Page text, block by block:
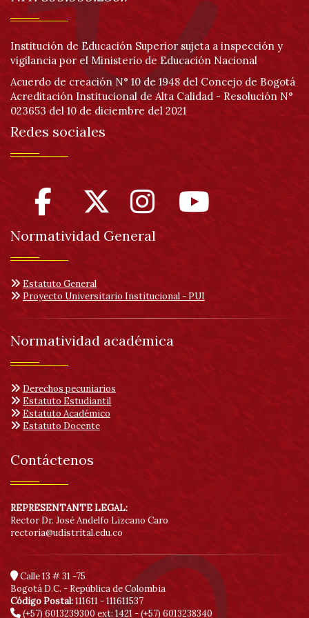
Institución de Educación Superior sujeta a inspección y
vigilancia por el Ministerio de Educación Nacional
Acuerdo de creación N° 10 de 1948 del Concejo de Bogotá
Acreditación Institucional de Alta Calidad - Resolución N°
023653 del 10 de diciembre del 2021
Redes sociales
Normatividad General
Estatuto General
Proyecto Universitario Institucional - PUI
Normatividad académica
Derechos pecuniarios
Estatuto Estudiantil
Estatuto Académico
Estatuto Docente
Contáctenos
REPRESENTANTE LEGAL:
Rector Dr. José Andelfo Lizcano Caro
rectoria@udistrital.edu.co
Calle 13 # 31 -75
Bogotá D.C. - República de Colombia
Código Postal:111611 - 111611537
(+57) 6013239300 ext: 1421 - (+57) 6013238340